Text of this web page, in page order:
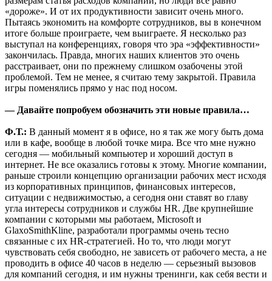
«дороже». И от их продуктивности зависит очень много.
Пытаясь экономить на комфорте сотрудников, вы в конечном
итоге больше проиграете, чем выиграете. Я несколько раз
выступал на конференциях, говоря что эра «эффективности»
закончилась. Правда, многих наших клиентов это очень
расстраивает, они по прежнему слишком озабочены этой
проблемой. Тем не менее, я считаю тему закрытой. Правила
игры поменялись прямо у нас под носом.
— Давайте попробуем обозначить эти новые правила…
Ф.Т.: В данный момент я в офисе, но я так же могу быть дома
или в кафе, вообще в любой точке мира. Все что мне нужно
сегодня — мобильный компьютер и хороший доступ в
интернет. Не все оказались готовы к этому. Многие компании,
раньше строили концепцию организации рабочих мест исходя
из корпоративных принципов, финансовых интересов,
ситуации с недвижимостью, а сегодня они ставят во главу
угла интересы сотрудников и службы HR. Две крупнейшие
компании с которыми мы работаем, Microsoft и
GlaxoSmithKline, разработали программы очень тесно
связанные с их HR-стратегией. Но то, что люди могут
чувствовать себя свободно, не зависеть от рабочего места, а не
проводить в офисе 40 часов в неделю — серьезный вызовов
для компаний сегодня, и им нужны тренинги, как себя вести и